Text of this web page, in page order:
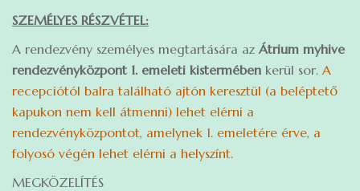
SZEMÉLYES RÉSZVÉTEL:
A rendezvény személyes megtartására az Átrium myhive
rendezvényközpont 1. emeleti kistermében kerül sor. A
recepciótól balra található ajtón keresztül (a beléptető
kapukon nem kell átmenni) lehet elérni a
rendezvényközpontot, amelynek 1. emeletére érve, a
folyosó végén lehet elérni a helyszínt.
MEGKÖZELÍTÉS